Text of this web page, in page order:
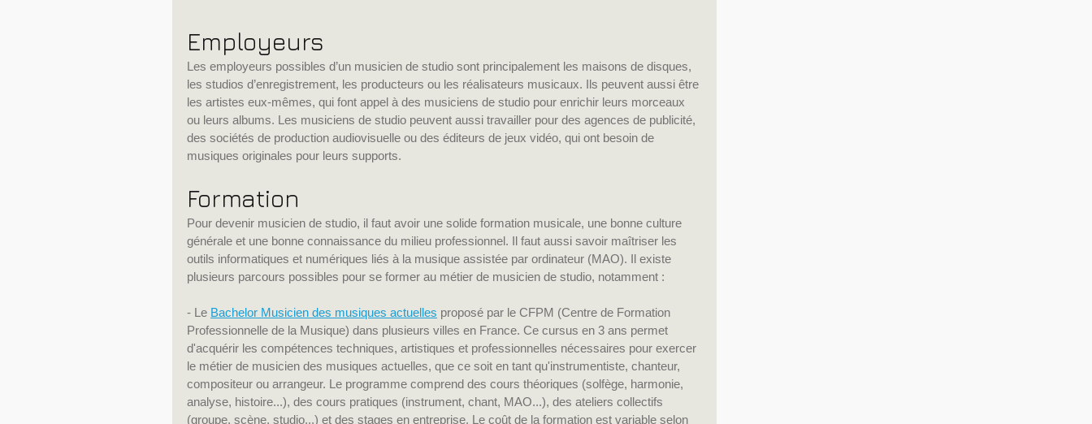
Employeurs
Les employeurs possibles d’un musicien de studio sont principalement les maisons de disques,
les studios d’enregistrement, les producteurs ou les réalisateurs musicaux. Ils peuvent aussi être
les artistes eux-mêmes, qui font appel à des musiciens de studio pour enrichir leurs morceaux
ou leurs albums. Les musiciens de studio peuvent aussi travailler pour des agences de publicité,
des sociétés de production audiovisuelle ou des éditeurs de jeux vidéo, qui ont besoin de
musiques originales pour leurs supports.
Formation
Pour devenir musicien de studio, il faut avoir une solide formation musicale, une bonne culture
générale et une bonne connaissance du milieu professionnel. Il faut aussi savoir maîtriser les
outils informatiques et numériques liés à la musique assistée par ordinateur (MAO). Il existe
plusieurs parcours possibles pour se former au métier de musicien de studio, notamment :
- Le Bachelor Musicien des musiques actuelles proposé par le CFPM (Centre de Formation
Professionnelle de la Musique) dans plusieurs villes en France. Ce cursus en 3 ans permet
d'acquérir les compétences techniques, artistiques et professionnelles nécessaires pour exercer
le métier de musicien des musiques actuelles, que ce soit en tant qu'instrumentiste, chanteur,
compositeur ou arrangeur. Le programme comprend des cours théoriques (solfège, harmonie,
analyse, histoire...), des cours pratiques (instrument, chant, MAO...), des ateliers collectifs
(groupe, scène, studio...) et des stages en entreprise. Le coût de la formation est variable selon